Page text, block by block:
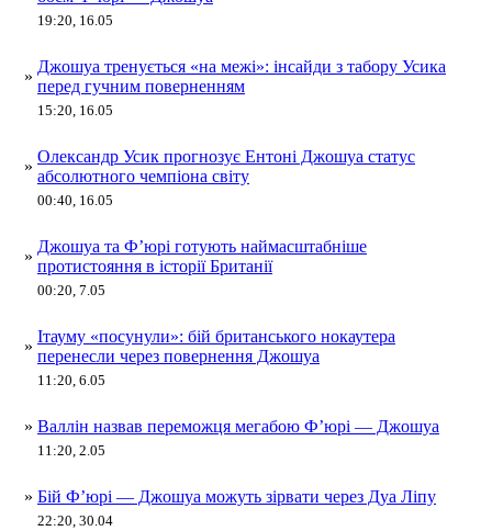
19:20, 16.05
»
Джошуа тренується «на межі»: інсайди з табору Усика
перед гучним поверненням
15:20, 16.05
»
Олександр Усик прогнозує Ентоні Джошуа статус
абсолютного чемпіона світу
00:40, 16.05
»
Джошуа та Ф’юрі готують наймасштабніше
протистояння в історії Британії
00:20, 7.05
»
Ітауму «посунули»: бій британського нокаутера
перенесли через повернення Джошуа
11:20, 6.05
» Валлін назвав переможця мегабою Ф’юрі — Джошуа
11:20, 2.05
» Бій Ф’юрі — Джошуа можуть зірвати через Дуа Ліпу
22:20, 30.04